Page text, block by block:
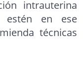
intrauterina
estén en ese
técnicas